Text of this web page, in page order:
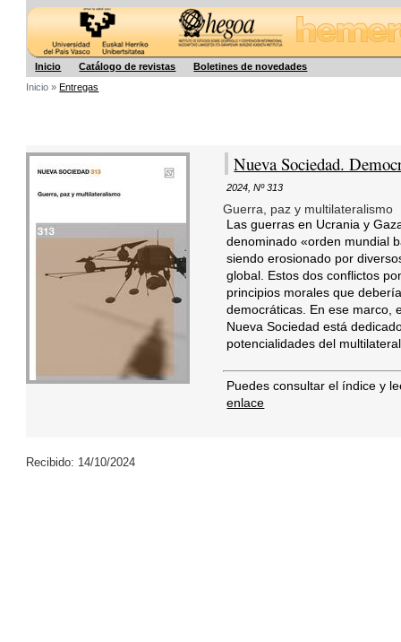
Inicio Catálogo de revistas
Boletines de novedades
Inicio »Entregas
Nueva Sociedad.
2024 ,Nº 313
Guerra, paz y multilateralismo
Las guerras en Ucrania y
denominado «orden mundial
siendo erosionado por
global. Estos dos conflictos
principios morales que
democráticas. En ese marco,
Nueva Sociedad está
potencialidades del
Puedes consultar el índice y
enlace
Recibido: 14/10/2024